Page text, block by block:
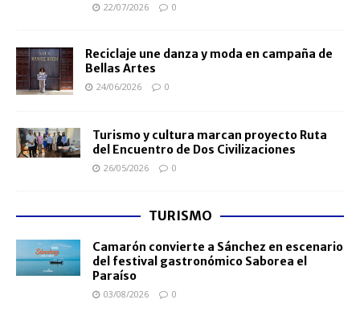
22/07/2026 0
Reciclaje une danza y moda en campaña de
Bellas Artes
24/06/2026 0
Turismo y cultura marcan proyecto Ruta
del Encuentro de Dos Civilizaciones
26/05/2026 0
TURISMO
Camarón convierte a Sánchez en escenario
del festival gastronómico Saborea el
Paraíso
03/08/2026 0